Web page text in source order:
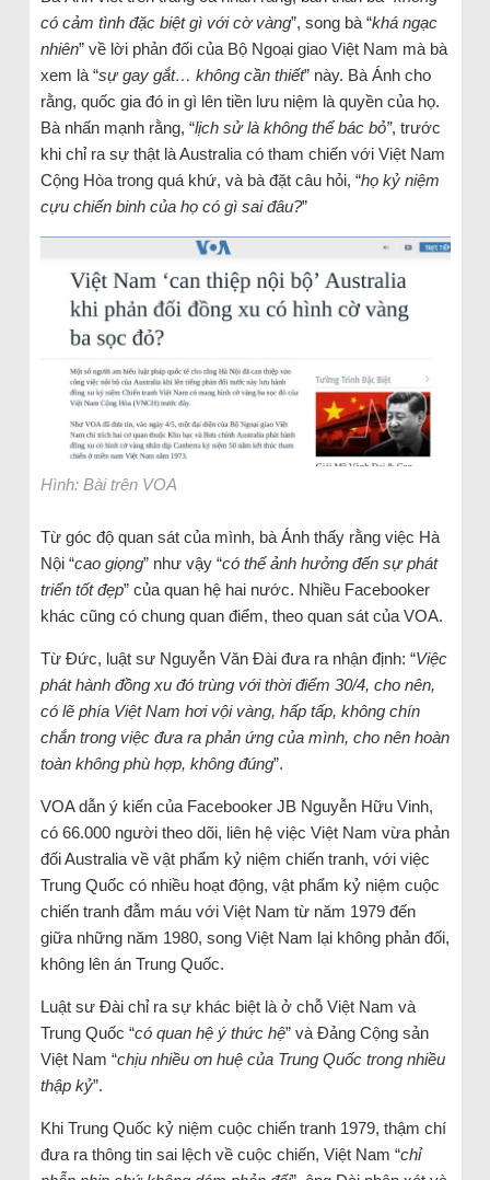
có cảm tình đặc biệt gì với cờ vàng”, song bà “khá ngạc
nhiên” về lời phản đối của Bộ Ngoại giao Việt Nam mà bà
xem là “sự gay gắt… không cần thiết” này. Bà Ánh cho
rằng, quốc gia đó in gì lên tiền lưu niệm là quyền của họ.
Bà nhấn mạnh rằng, “lịch sử là không thể bác bỏ”, trước
khi chỉ ra sự thật là Australia có tham chiến với Việt Nam
Cộng Hòa trong quá khứ, và bà đặt câu hỏi, “họ kỷ niệm
cựu chiến binh của họ có gì sai đâu?”
Hình: Bài trên VOA
Từ góc độ quan sát của mình, bà Ánh thấy rằng việc Hà
Nội “cao giọng” như vậy “có thể ảnh hưởng đến sự phát
triển tốt đẹp” của quan hệ hai nước. Nhiều Facebooker
khác cũng có chung quan điểm, theo quan sát của VOA.
Từ Đức, luật sư Nguyễn Văn Đài đưa ra nhận định: “Việc
phát hành đồng xu đó trùng với thời điểm 30/4, cho nên,
có lẽ phía Việt Nam hơi vội vàng, hấp tấp, không chín
chắn trong việc đưa ra phản ứng của mình, cho nên hoàn
toàn không phù hợp, không đúng”.
VOA dẫn ý kiến của Facebooker JB Nguyễn Hữu Vinh,
có 66.000 người theo dõi, liên hệ việc Việt Nam vừa phản
đối Australia về vật phẩm kỷ niệm chiến tranh, với việc
Trung Quốc có nhiều hoạt động, vật phẩm kỷ niệm cuộc
chiến tranh đẫm máu với Việt Nam từ năm 1979 đến
giữa những năm 1980, song Việt Nam lại không phản đối,
không lên án Trung Quốc.
Luật sư Đài chỉ ra sự khác biệt là ở chỗ Việt Nam và
Trung Quốc “có quan hệ ý thức hệ” và Đảng Cộng sản
Việt Nam “chịu nhiều ơn huệ của Trung Quốc trong nhiều
thập kỷ”.
Khi Trung Quốc kỷ niệm cuộc chiến tranh 1979, thậm chí
đưa ra thông tin sai lệch về cuộc chiến, Việt Nam “chỉ